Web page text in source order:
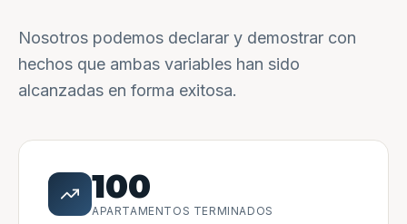
Nosotros podemos declarar y demostrar con
hechos que ambas variables han sido
alcanzadas en forma exitosa.
100
APARTAMENTOS TERMINADOS